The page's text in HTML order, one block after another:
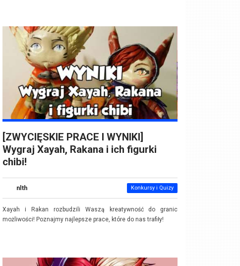
[ZWYCIĘSKIE PRACE I WYNIKI]
Wygraj Xayah, Rakana i ich figurki
chibi!
nlth Konkursy i Quizy
Xayah i Rakan rozbudzili Waszą kreatywność do granic
możliwości! Poznajmy najlepsze prace, które do nas trafiły!